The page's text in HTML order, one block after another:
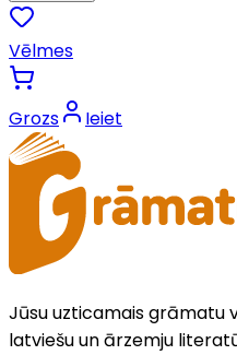
Vēlmes
Grozs Ieiet
Jūsu uzticamais grāmatu
latviešu un ārzemju